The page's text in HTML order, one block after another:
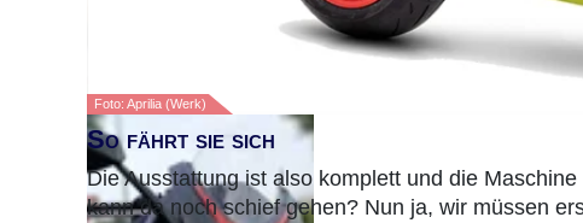
Foto: Aprilia (Werk)
So fährt sie sich
Die Ausstattung ist also komplett und die
kann da noch schief gehen? Nun ja, wir müssen